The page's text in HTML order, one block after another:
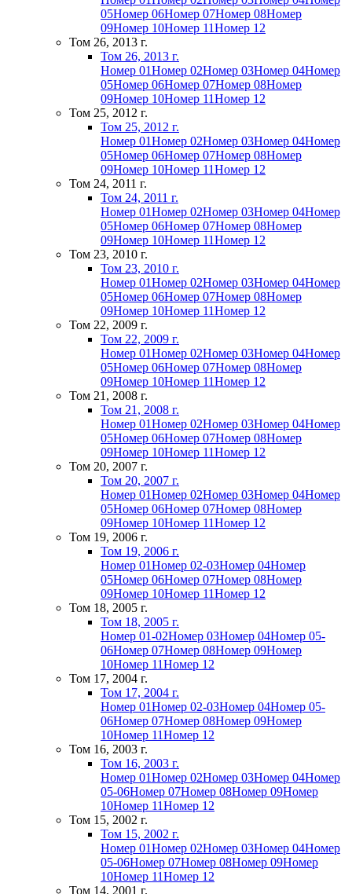
05Номер 06Номер 07Номер 08Номер
09Номер 10Номер 11Номер 12
Том 26, 2013 г.
Том 26, 2013 г.
Номер 01Номер 02Номер 03Номер 04Номер
05Номер 06Номер 07Номер 08Номер
09Номер 10Номер 11Номер 12
Том 25, 2012 г.
Том 25, 2012 г.
Номер 01Номер 02Номер 03Номер 04Номер
05Номер 06Номер 07Номер 08Номер
09Номер 10Номер 11Номер 12
Том 24, 2011 г.
Том 24, 2011 г.
Номер 01Номер 02Номер 03Номер 04Номер
05Номер 06Номер 07Номер 08Номер
09Номер 10Номер 11Номер 12
Том 23, 2010 г.
Том 23, 2010 г.
Номер 01Номер 02Номер 03Номер 04Номер
05Номер 06Номер 07Номер 08Номер
09Номер 10Номер 11Номер 12
Том 22, 2009 г.
Том 22, 2009 г.
Номер 01Номер 02Номер 03Номер 04Номер
05Номер 06Номер 07Номер 08Номер
09Номер 10Номер 11Номер 12
Том 21, 2008 г.
Том 21, 2008 г.
Номер 01Номер 02Номер 03Номер 04Номер
05Номер 06Номер 07Номер 08Номер
09Номер 10Номер 11Номер 12
Том 20, 2007 г.
Том 20, 2007 г.
Номер 01Номер 02Номер 03Номер 04Номер
05Номер 06Номер 07Номер 08Номер
09Номер 10Номер 11Номер 12
Том 19, 2006 г.
Том 19, 2006 г.
Номер 01Номер 02-03Номер 04Номер
05Номер 06Номер 07Номер 08Номер
09Номер 10Номер 11Номер 12
Том 18, 2005 г.
Том 18, 2005 г.
Номер 01-02Номер 03Номер 04Номер 05-
06Номер 07Номер 08Номер 09Номер
10Номер 11Номер 12
Том 17, 2004 г.
Том 17, 2004 г.
Номер 01Номер 02-03Номер 04Номер 05-
06Номер 07Номер 08Номер 09Номер
10Номер 11Номер 12
Том 16, 2003 г.
Том 16, 2003 г.
Номер 01Номер 02Номер 03Номер 04Номер
05-06Номер 07Номер 08Номер 09Номер
10Номер 11Номер 12
Том 15, 2002 г.
Том 15, 2002 г.
Номер 01Номер 02Номер 03Номер 04Номер
05-06Номер 07Номер 08Номер 09Номер
10Номер 11Номер 12
Том 14, 2001 г.